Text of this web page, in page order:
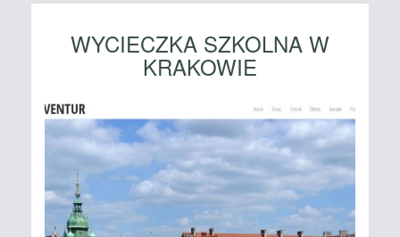
WYCIECZKA SZKOLNA W
KRAKOWIE